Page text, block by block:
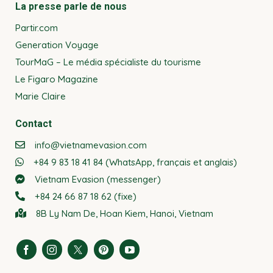
La presse parle de nous
Partir.com
Generation Voyage
TourMaG – Le média spécialiste du tourisme
Le Figaro Magazine
Marie Claire
Contact
info@vietnamevasion.com
+84 9 83 18 41 84 (WhatsApp, français et anglais)
Vietnam Evasion (messenger)
+84 24 66 87 18 62 (fixe)
8B Ly Nam De, Hoan Kiem, Hanoi, Vietnam